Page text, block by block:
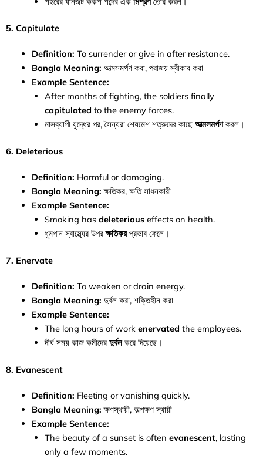
5. Capitulate
Definition: To surrender or give in after resistance.
Bangla Meaning: আত্মসমর্পণ করা, পরাজয় স্বীকার করা
Example Sentence:
After months of fighting, the soldiers finally
capitulated to the enemy forces.
মাসব্যাপী যুদ্ধের পর, সৈন্যরা শেষমেশ শত্রুদের কাছে আত্মসমর্পণকরল।
6. Deleterious
Definition: Harmful or damaging.
Bangla Meaning: ক্ষতিকর, ক্ষতি সাধনকারী
Example Sentence:
Smoking has deleteriouseffects on health.
ধূমপান স্বাস্থ্যের উপরক্ষতিকরপ্রভাব ফেলে।
7. Enervate
Definition: To weaken or drain energy.
Bangla Meaning: দুর্বল করা, শক্তিহীন করা
Example Sentence:
The long hours of work enervated the employees.
দীর্ঘ সময় কাজ কর্মীদের দুর্বলকরে দিয়েছে।
8. Evanescent
Definition: Fleeting or vanishing quickly.
Bangla Meaning: ক্ষণস্থায়ী, অল্পক্ষণ স্থায়ী
Example Sentence:
The beauty of a sunset is often evanescent, lasting
only a few moments.